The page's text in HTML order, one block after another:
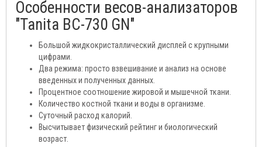
Особенности весов-анализаторов
"Tanita ВС-730 GN"
Большой жидкокристаллический дисплей с крупными
цифрами.
Два режима: просто взвешивание и анализ на основе
введенных и полученных данных.
Процентное соотношение жировой и мышечной ткани.
Количество костной ткани и воды в организме.
Суточный расход калорий.
Высчитывает физический рейтинг и биологический
возраст.